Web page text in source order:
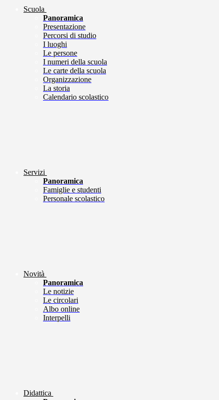
Scuola
Panoramica
Presentazione
Percorsi di studio
I luoghi
Le persone
I numeri della scuola
Le carte della scuola
Organizzazione
La storia
Calendario scolastico
Servizi
Panoramica
Famiglie e studenti
Personale scolastico
Novità
Panoramica
Le notizie
Le circolari
Albo online
Interpelli
Didattica